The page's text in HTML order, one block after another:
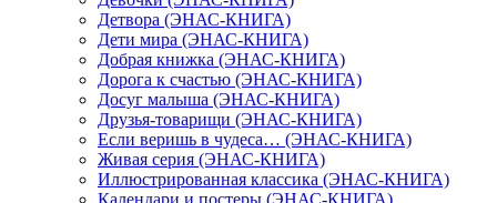
Детвора (ЭНАС-КНИГА)
Дети мира (ЭНАС-КНИГА)
Добрая книжка (ЭНАС-КНИГА)
Дорога к счастью (ЭНАС-КНИГА)
Досуг малыша (ЭНАС-КНИГА)
Друзья-товарищи (ЭНАС-КНИГА)
Если веришь в чудеса… (ЭНАС-КНИГА)
Живая серия (ЭНАС-КНИГА)
Иллюстрированная классика (ЭНАС-КНИГА)
Календари и постеры (ЭНАС-КНИГА)